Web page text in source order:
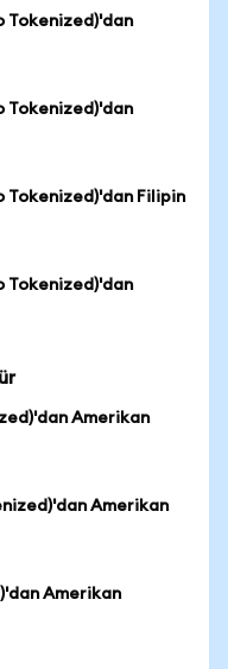
Tokenized)'dan
Tokenized)'dan
Tokenized)'dan Filipin
Tokenized)'dan
Amerikan
Amerikan
Amerikan